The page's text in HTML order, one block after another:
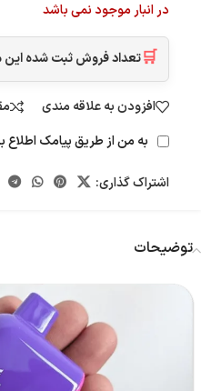
در انبار موجود نمی باشد
🛒تعداد فروش ثبت شده
افزودن به علاقه مندی
به من از طریق پیامک اطلاع
اشتراک گذاری:
توضیحات